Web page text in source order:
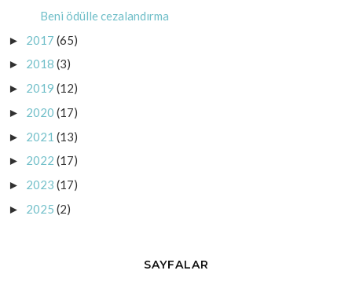
Beni ödülle cezalandırma
► 2017 (65)
► 2018 (3)
► 2019 (12)
► 2020 (17)
► 2021 (13)
► 2022 (17)
► 2023 (17)
► 2025 (2)
SAYFALAR